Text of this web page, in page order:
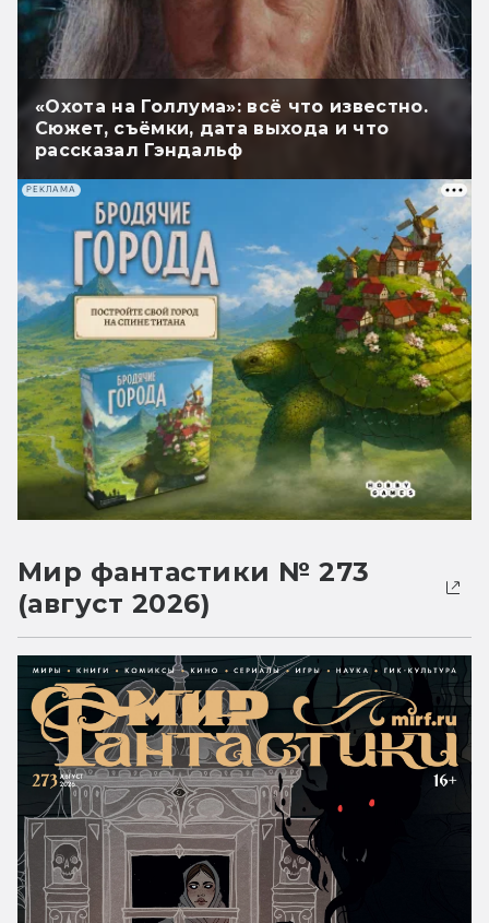
«Охота на Голлума»: всё что известно.
Сюжет, съёмки, дата выхода и что
рассказал Гэндальф
РЕКЛАМА
Мир фантастики № 273
(август 2026)